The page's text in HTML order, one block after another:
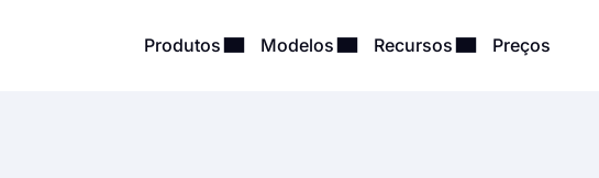
Produtos Modelos Recursos Preços